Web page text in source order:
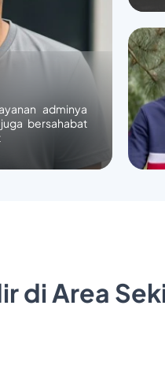
adminya
bersahabat
di Area